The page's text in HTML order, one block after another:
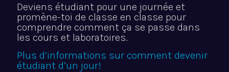
Deviens étudiant pour une journée et
promène-toi de classe en classe pour
comprendre comment ça se passe dans
les cours et laboratoires.
Plus d’informations sur comment devenir
étudiant d’un jour!